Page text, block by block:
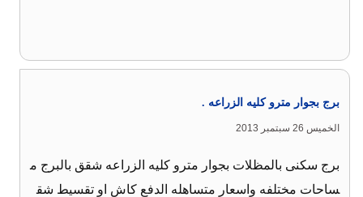
برج بجوار مترو كليه الزراعه .
الخميس 26 سبتمبر 2013
برج سكنى بالمظلات بجوار مترو كليه الزراعه شقق بالبرج م
ساحات مختلفه واسعار متساهله الدفع كاش او تقسيط شق